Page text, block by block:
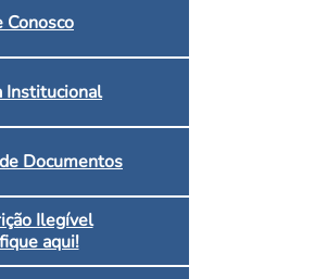
Conosco
Institucional
Documentos
Ilegível
aqui!